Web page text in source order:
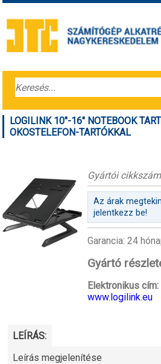
LOGILINK 10"-16" NOTEBOOK
OKOSTELEFON-TARTÓKKAL
Gyártói
Az árak
jelentkezz be!
Garancia: 24
Gyártó
Elektronikus cím:
www.logilink.eu
LEÍRÁS:
Leírás megjelenítése